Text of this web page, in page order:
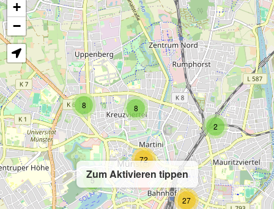
Zum Aktivieren tippen
2
8 8
27
5
72
+
−